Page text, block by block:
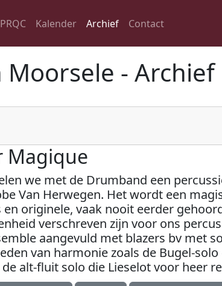
PRQC Kalender Archief Contact
- Archief
Magique
we met de Drumband een
Van Herwegen. Het wordt een
originele, vaak nooit eerder
verschreven zijn voor ons
aangevuld met blazers bv met
van harmonie zoals de Bugel-
alt-fluit solo die Lieselot voor heer